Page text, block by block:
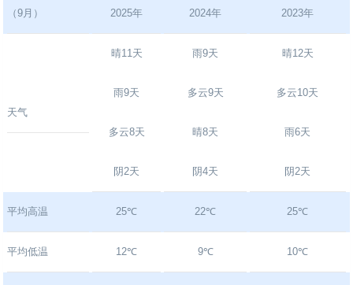
（9月） 2025年 2024年 2023年
天气
晴11天
雨9天
多云8天
阴2天
雨9天
多云9天
晴8天
阴4天
晴12天
多云10天
雨6天
阴2天
平均高温 25℃ 22℃ 25℃
平均低温 12℃ 9℃ 10℃